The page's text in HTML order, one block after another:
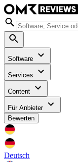
Software
Services
Content
Für Anbieter
Bewerten
Deutsch